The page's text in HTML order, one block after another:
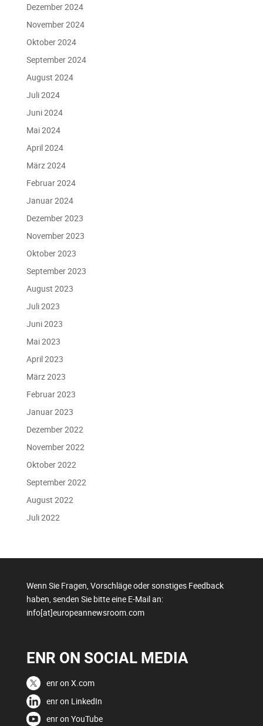
Dezember 2024
November 2024
Oktober 2024
September 2024
August 2024
Juli 2024
Juni 2024
Mai 2024
April 2024
März 2024
Februar 2024
Januar 2024
Dezember 2023
November 2023
Oktober 2023
September 2023
August 2023
Juli 2023
Juni 2023
Mai 2023
April 2023
März 2023
Februar 2023
Januar 2023
Dezember 2022
November 2022
Oktober 2022
September 2022
August 2022
Juli 2022
Wenn Sie Fragen, Vorschläge oder sonstiges Feedback
haben, senden Sie bitte eine E-Mail an:
info[at]europeannewsroom.com
ENR ON SOCIAL MEDIA
enr on X.com
enr on LinkedIn
enr on YouTube